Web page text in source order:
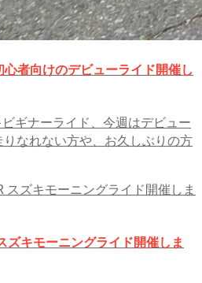
者向けのデビューライド開催し
ギナーライド、今週はデビュー
なれない方や、お久しぶりの方
ズキモーニングライド開催しま